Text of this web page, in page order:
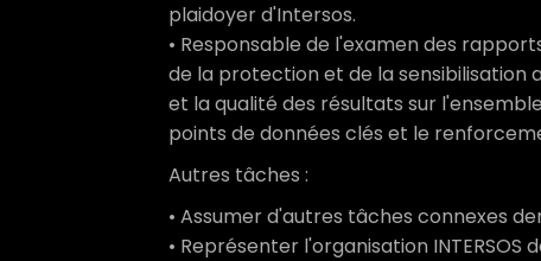
plaidoyer d'Intersos.
• Responsable de l'examen des
de la protection et de la
et la qualité des résultats sur
points de données clés et le
Autres tâches :
• Assumer d'autres tâches connexes
• Représenter l'organisation